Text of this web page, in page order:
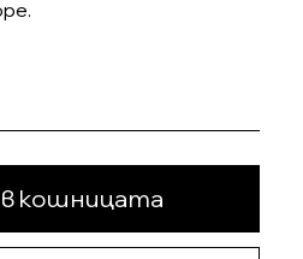
кошницата